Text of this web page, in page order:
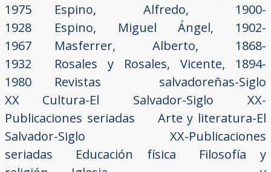
1975
Espino, Alfredo, 1900-
1928
Espino, Miguel Ángel, 1902-
1967
Masferrer, Alberto, 1868-
1932
Rosales y Rosales, Vicente, 1894-
1980
Revistas salvadoreñas-Siglo
XX
Cultura-El Salvador-Siglo XX-
Publicaciones seriadas
Arte y literatura-El
Salvador-Siglo XX-Publicaciones
seriadas
Educación física
Filosofía y